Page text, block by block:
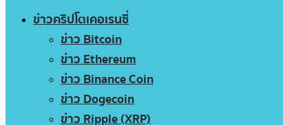
ข่าวคริปโตเคอเรนซี่
ข่าว Bitcoin
ข่าว Ethereum
ข่าว Binance Coin
ข่าว Dogecoin
ข่าว Ripple (XRP)